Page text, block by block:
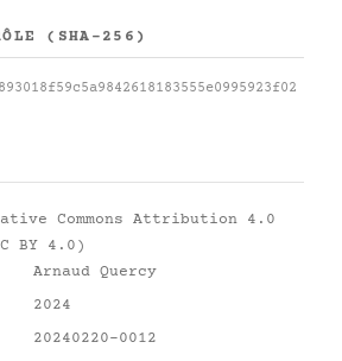
(SHA-256)
Commons Attribution 4.0
BY 4.0)
Arnaud Quercy
2024
20240220-0012